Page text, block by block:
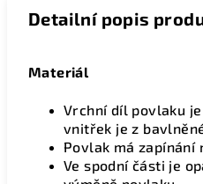
Detailní popis
Materiál
Vrchní díl povlaku
vnitřek je z
Povlak má
Ve spodní části je